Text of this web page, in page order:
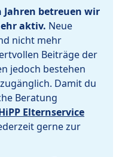
Jahren betreuen wir
aktiv. Neue
nicht mehr
Beiträge der
jedoch bestehen
Damit du
Beratung
Elternservice
gerne zur